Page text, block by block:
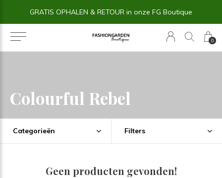
0
GRATIS OPHALEN & RETOUR in onze FG Boutique
Colourful Rebel
Categorieën Filters
Geen producten gevonden!